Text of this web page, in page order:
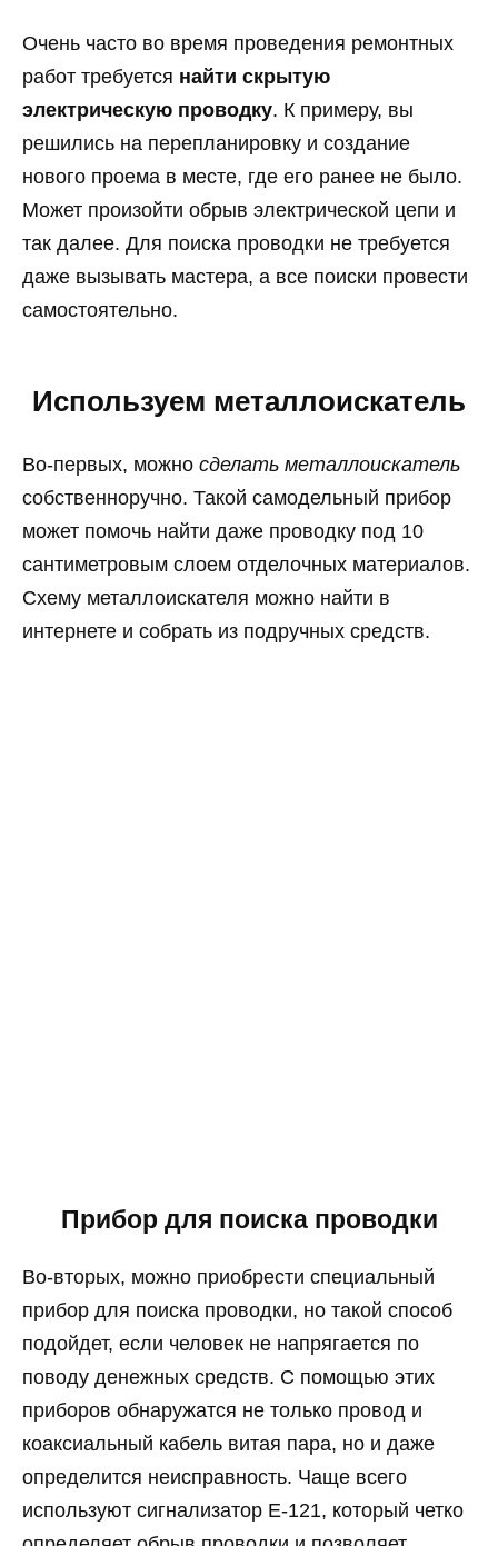
Очень часто во время проведения ремонтных
работ требуется найти скрытую
электрическую проводку. К примеру, вы
решились на перепланировку и создание
нового проема в месте, где его ранее не было.
Может произойти обрыв электрической цепи и
так далее. Для поиска проводки не требуется
даже вызывать мастера, а все поиски провести
самостоятельно.
Используем металлоискатель
Во-первых, можно сделать металлоискатель
собственноручно. Такой самодельный прибор
может помочь найти даже проводку под 10
сантиметровым слоем отделочных материалов.
Схему металлоискателя можно найти в
интернете и собрать из подручных средств.
Прибор для поиска проводки
Во-вторых, можно приобрести специальный
прибор для поиска проводки, но такой способ
подойдет, если человек не напрягается по
поводу денежных средств. С помощью этих
приборов обнаружатся не только провод и
коаксиальный кабель витая пара, но и даже
определится неисправность. Чаще всего
используют сигнализатор Е-121, который четко